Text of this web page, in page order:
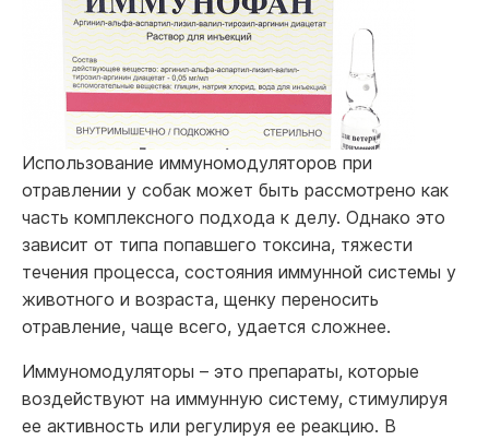
Использование иммуномодуляторов при
отравлении у собак может быть рассмотрено как
часть комплексного подхода к делу. Однако это
зависит от типа попавшего токсина, тяжести
течения процесса, состояния иммунной системы у
животного и возраста, щенку переносить
отравление, чаще всего, удается сложнее.
Иммуномодуляторы – это препараты, которые
воздействуют на иммунную систему, стимулируя
ее активность или регулируя ее реакцию. В